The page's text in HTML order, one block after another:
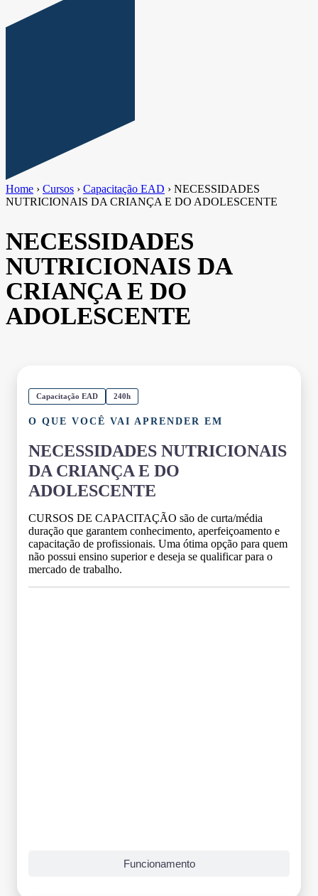
Home › Cursos › Capacitação EAD › NECESSIDADES
NUTRICIONAIS DA CRIANÇA E DO ADOLESCENTE
NECESSIDADES
NUTRICIONAIS DA
CRIANÇA E DO
ADOLESCENTE
Capacitação EAD 240h
O QUE VOCÊ VAI APRENDER EM
NECESSIDADES NUTRICIONAIS
DA CRIANÇA E DO
ADOLESCENTE
CURSOS DE CAPACITAÇÃO são de curta/média
duração que garantem conhecimento, aperfeiçoamento e
capacitação de profissionais. Uma ótima opção para quem
não possui ensino superior e deseja se qualificar para o
mercado de trabalho.
Funcionamento